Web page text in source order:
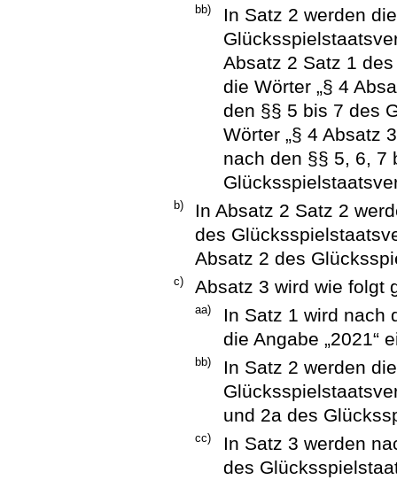
bb)
In Satz 2 werden
Absatz 2 Satz 1
die Wörter „§ 4
den §§ 5 bis 7 des
Wörter „§ 4 Absatz
nach den §§ 5, 6, 7
b)
In Absatz 2 Satz 2
des
Absatz 2 des
c) Absatz 3 wird wie folgt
aa)
In Satz 1 wird nach
die Angabe „2021“
bb)
In Satz 2 werden
und 2a des
cc)
In Satz 3 werden
des